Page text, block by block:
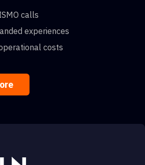
calls
experiences
costs